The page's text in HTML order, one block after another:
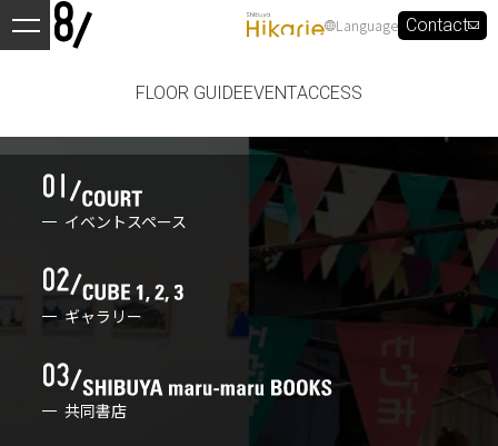
Language Contact
FLOOR GUIDEEVENTACCESS
イベントスペース
ギャラリー
共同書店